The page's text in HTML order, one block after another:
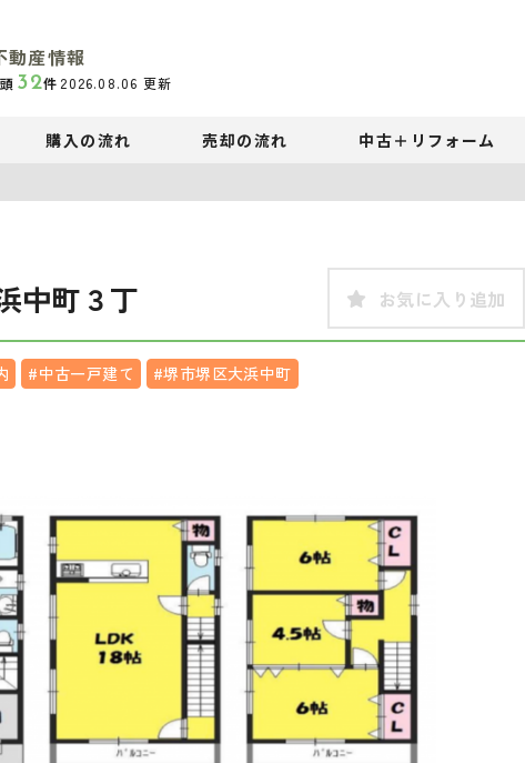
動産情報
32件 2026.08.06 更新
購入の流れ 売却の流れ 中古＋リフォーム
中町３丁 お気に入り追加
#中古一戸建て #堺市堺区大浜中町